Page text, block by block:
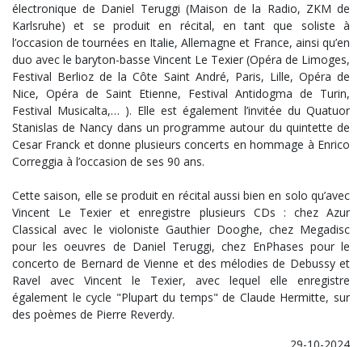
électronique de Daniel Teruggi (Maison de la Radio, ZKM de
Karlsruhe) et se produit en récital, en tant que soliste à
l’occasion de tournées en Italie, Allemagne et France, ainsi qu’en
duo avec le baryton-basse Vincent Le Texier (Opéra de Limoges,
Festival Berlioz de la Côte Saint André, Paris, Lille, Opéra de
Nice, Opéra de Saint Etienne, Festival Antidogma de Turin,
Festival Musicalta,… ). Elle est également l’invitée du Quatuor
Stanislas de Nancy dans un programme autour du quintette de
Cesar Franck et donne plusieurs concerts en hommage à Enrico
Correggia à l’occasion de ses 90 ans.
Cette saison, elle se produit en récital aussi bien en solo qu’avec
Vincent Le Texier et enregistre plusieurs CDs : chez Azur
Classical avec le violoniste Gauthier Dooghe, chez Megadisc
pour les oeuvres de Daniel Teruggi, chez EnPhases pour le
concerto de Bernard de Vienne et des mélodies de Debussy et
Ravel avec Vincent le Texier, avec lequel elle enregistre
également le cycle "Plupart du temps" de Claude Hermitte, sur
des poèmes de Pierre Reverdy.